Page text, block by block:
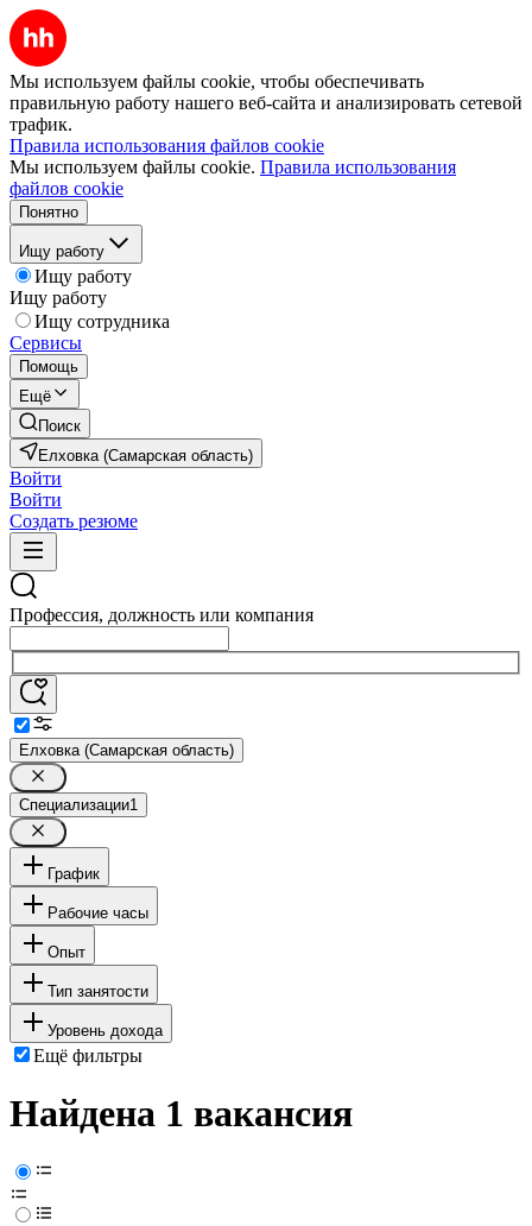
Мы используем файлы cookie, чтобы обеспечивать
правильную работу нашего веб-сайта и анализировать сетевой
трафик.
Правила использования файлов cookie
Мы используем файлы cookie. Правила использования
файлов cookie
Понятно
Ищу работу
Ищу работу
Ищу работу
Ищу сотрудника
Сервисы
Помощь
Ещё
Поиск
Елховка (Самарская область)
Войти
Войти
Создать резюме
Профессия, должность или компания
Елховка (Самарская область)
Специализации1
График
Рабочие часы
Опыт
Тип занятости
Уровень дохода
Ещё фильтры
Найдена 1 вакансия